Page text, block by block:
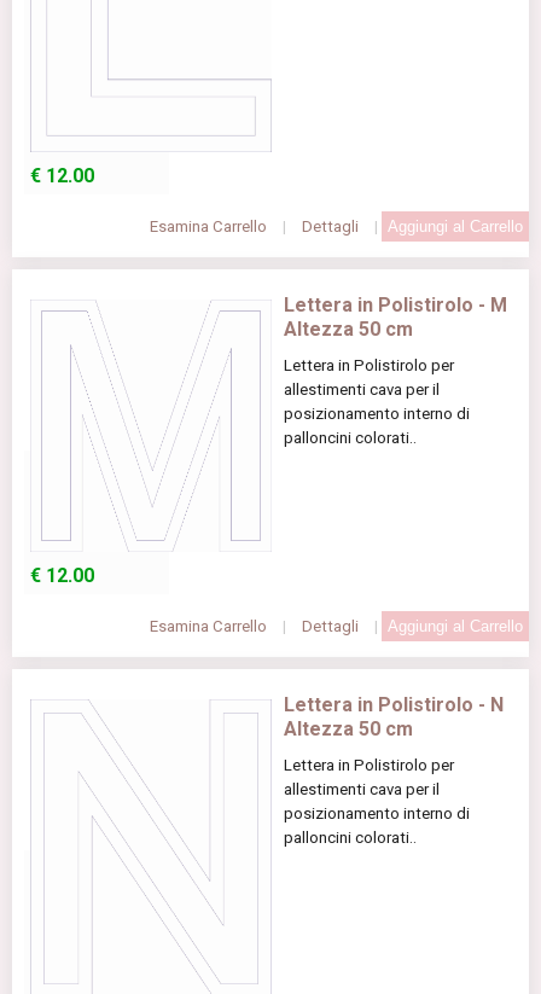
€ 12.00
Esamina Carrello | Dettagli |
Lettera in Polistirolo - M
Altezza 50 cm
Lettera in Polistirolo per
allestimenti cava per il
posizionamento interno di
palloncini colorati..
€ 12.00
Esamina Carrello | Dettagli |
Lettera in Polistirolo - N
Altezza 50 cm
Lettera in Polistirolo per
allestimenti cava per il
posizionamento interno di
palloncini colorati..